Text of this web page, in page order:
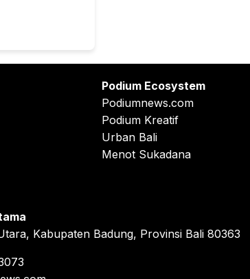
Podium Ecosystem
Podiumnews.com
Podium Kreatif
Urban Bali
Menot Sukadana
Kabupaten Badung, Provinsi Bali 80363